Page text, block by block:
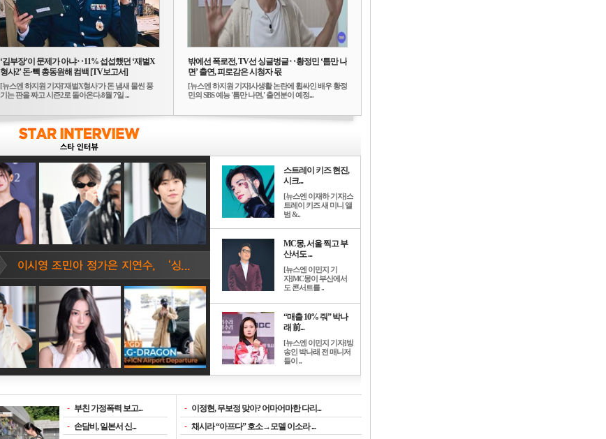
‘김부장’이 문제가 아냐‥11% 섭섭했던 ‘재벌X
형사2’ 돈·빽 총동원해 컴백 [TV보고서]
[뉴스엔 하지원 기자]'재벌X형사'가 돈 냄새 물씬 풍
기는 판을 짜고 시즌2로 돌아온다.8월 7일 ...
밖에선 폭로전, TV선 싱글벙글‥황정민 ‘틈만 나
면’ 출연, 피로감은 시청자 몫
[뉴스엔 하지원 기자]사생활 논란에 휩싸인 배우 황정
민의 SBS 예능 '틈만 나면,' 출연분이 예정...
스트레이 키즈 현진,
시크...
[뉴스엔 이재하 기자]스
트레이 키즈 새 미니 앨
범 &..
MC몽, 서울 찍고 부
산서도 ...
[뉴스엔 이민지 기
자]MC몽이 부산에서
도 콘서트를 ..
“매출 10% 줘” 박나
래 前...
[뉴스엔 이민지 기자]방
송인 박나래 전 매니저
들이 ..
- 부친 가정폭력 보고...
- 손담비, 일본서 신...
- 이정현, 무보정 맞아? 어마어마한 다리...
- 채시라 “아프다” 호소→모델 이소라 ...